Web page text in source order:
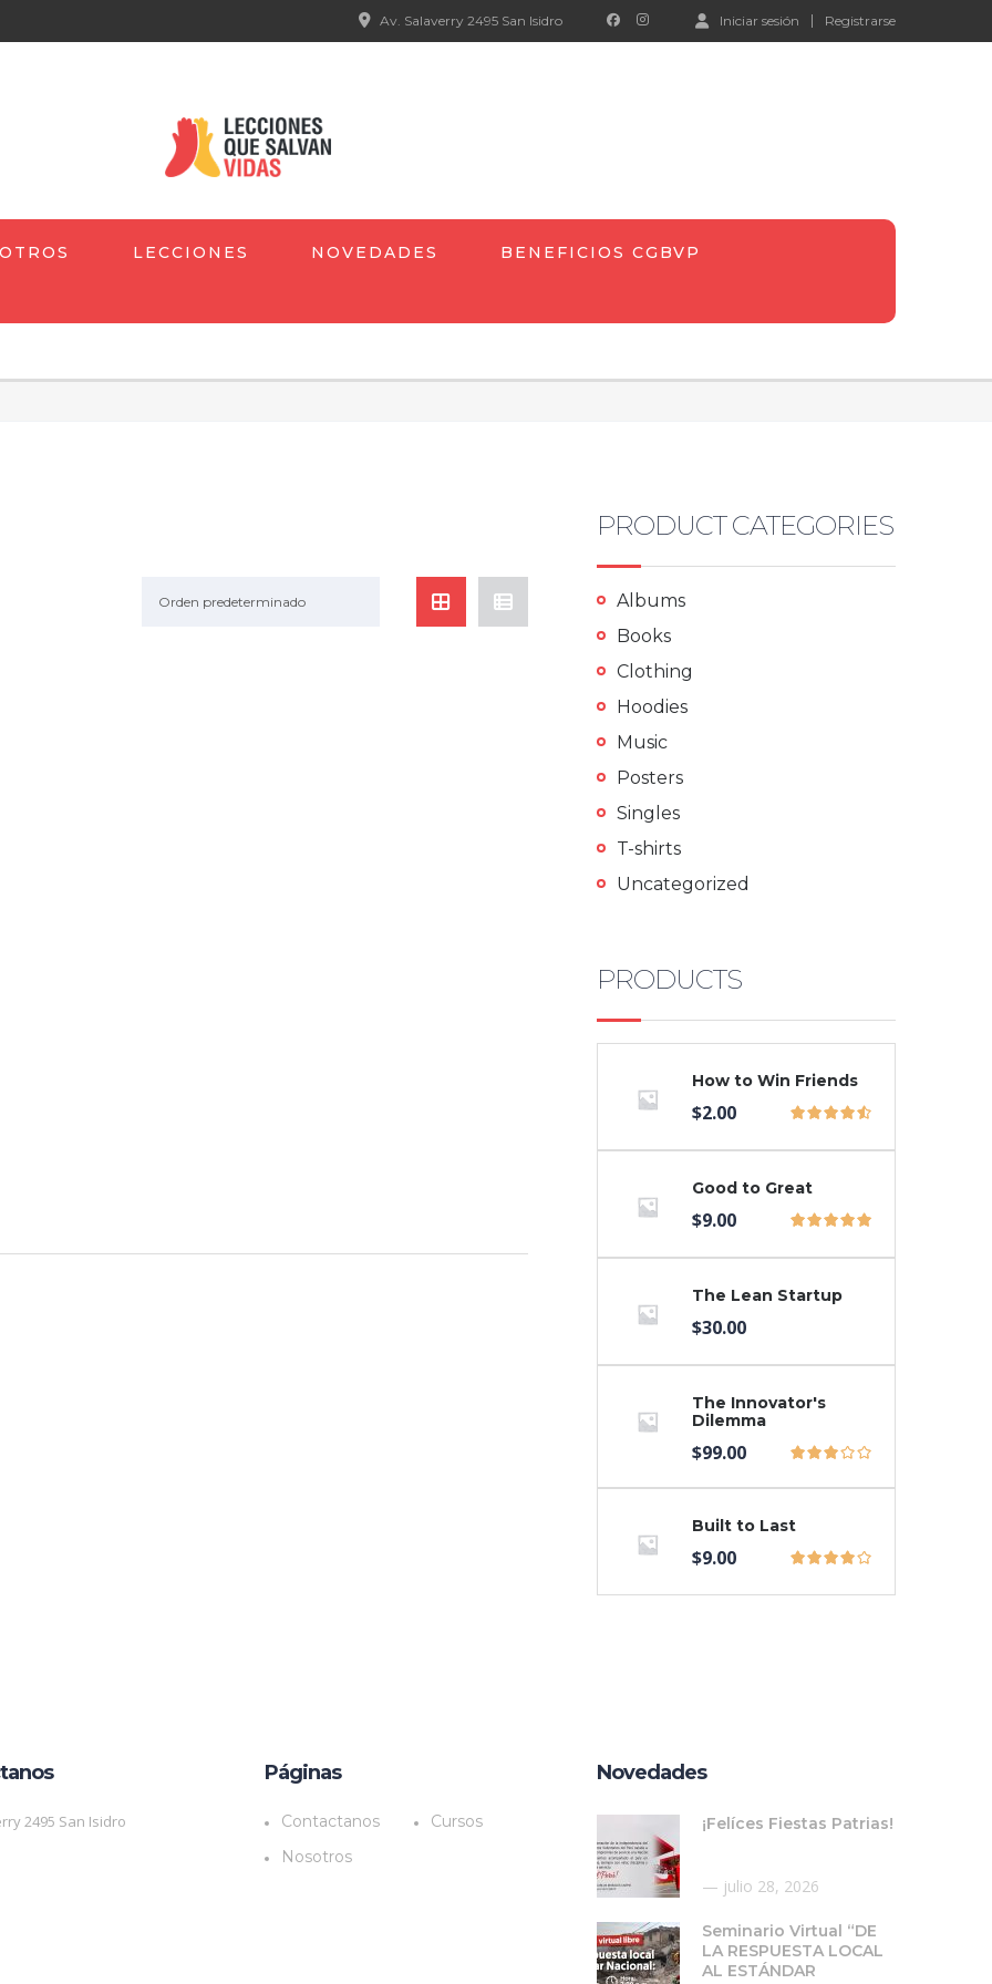
Iniciar sesión Registrarse
Av. Salaverry 2495 San Isidro
LECCIONES NOVEDADES BENEFICIOS CGBVP
Orden predeterminado
PRODUCT CATEGORIES
Albums
Books
Clothing
Hoodies
Music
Posters
Singles
T-shirts
Uncategorized
PRODUCTS
How to Win Friends
$2.00
Good to Great
$9.00
The Lean Startup
$30.00
The Innovator's
Dilemma
$99.00
Built to Last
$9.00
2495 San Isidro
Páginas
Contactanos
Cursos
Nosotros
Novedades
¡Felíces Fiestas Patrias!
julio 28, 2026
Seminario Virtual “DE
LA RESPUESTA LOCAL
AL ESTÁNDAR